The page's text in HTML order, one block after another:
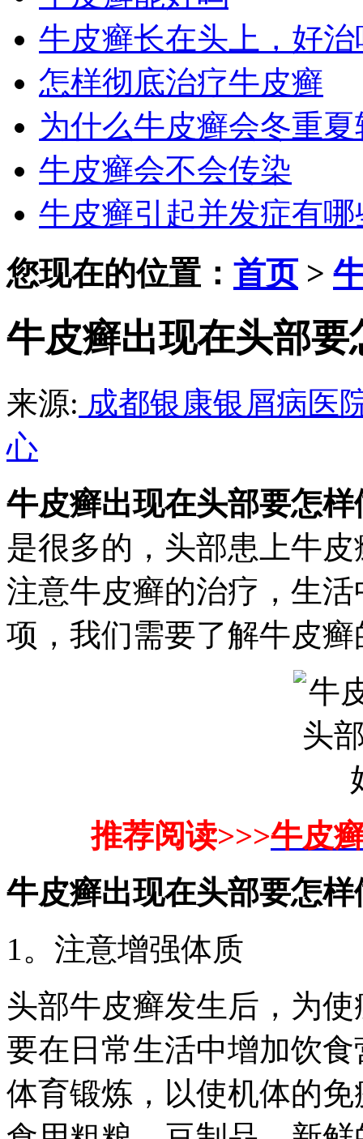
牛皮癣长在头上，好治
怎样彻底治疗牛皮癣
为什么牛皮癣会冬重夏
牛皮癣会不会传染
牛皮癣引起并发症有哪
您现在的位置： 首页>
牛皮癣出现在头部要
来源: 成都银康银屑病医
心
牛皮癣出现在头部要怎
是很多的，头部患上牛
注意牛皮癣的治疗，生
项，我们需要了解牛皮
推荐阅读>>>牛皮
牛皮癣出现在头部要怎
1。注意增强体质
头部牛皮癣发生后，为
要在日常生活中增加饮
体育锻炼，以使机体的